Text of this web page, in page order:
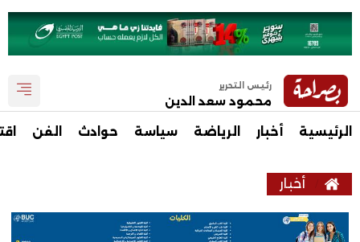
رئيس التحرير
محمود سعد الدين
الرئيسية أخبار الرياضة سياسة حوادث الفن
أخبار